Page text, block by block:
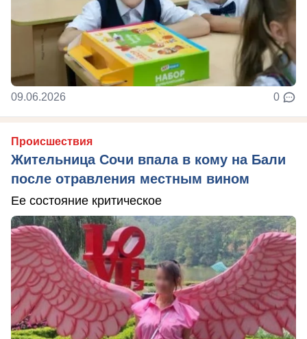
09.06.2026 0
Происшествия
Жительница Сочи впала в кому на Бали
после отравления местным вином
Ее состояние критическое